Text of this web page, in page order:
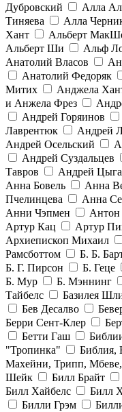
Дубровский
Алла
Тиняева
Алла
Хант
Альберт
Альберт Ши
Альф
Анатолий Власов
Анатолий Федоряк
Митих
Анджела
и Анжела Фрез
Андрей Горяинов
Лаврентюк
Андрей
Андрей Осельский
Андрей Суздальцев
Тавров
Андрей
Анна Бовель
Анна
Пчелинцева
Анна
Анни Чэпмен
Антон
Артур Кац
Артур
Архиепископ Михаил
Рамсботтом
Б. Б.
Б. Г. Пирсон
Б. Геце
Б. Мур
Б. Мэннинг
Тайбелс
Базилея
Бев Десалво
Берри Сент-Клер
Бетти Гаш
"Тропинка"
Библия,
Махейни, Трипп,
Шейк
Билл Брайт
Билл Хайбелс
Билл
Билли Грэм